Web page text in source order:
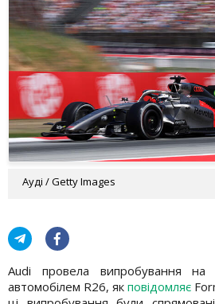
Ауді / Getty Images
Audi провела випробування на
автомобілем R26, як повідомляє